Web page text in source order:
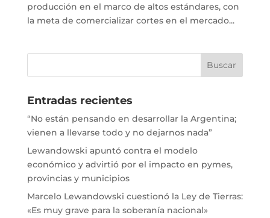
producción en el marco de altos estándares, con
la meta de comercializar cortes en el mercado...
Entradas recientes
“No están pensando en desarrollar la Argentina;
vienen a llevarse todo y no dejarnos nada”
Lewandowski apuntó contra el modelo
económico y advirtió por el impacto en pymes,
provincias y municipios
Marcelo Lewandowski cuestionó la Ley de Tierras:
«Es muy grave para la soberanía nacional»